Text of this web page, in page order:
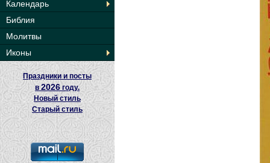
Календарь
Библия
Молитвы
Иконы
Праздники и посты
в2026 году.
Новый стиль
Старый стиль